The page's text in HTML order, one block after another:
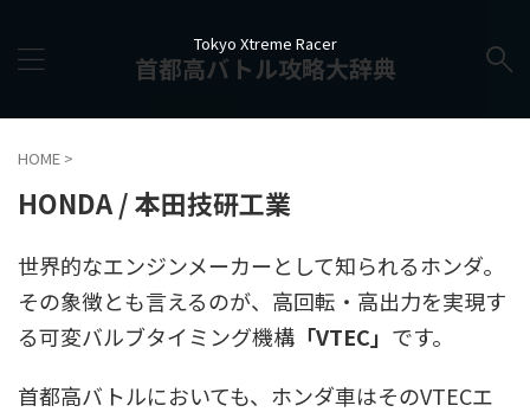
Tokyo Xtreme Racer
首都高バトル攻略大辞典
HOME >
HONDA / 本田技研工業
世界的なエンジンメーカーとして知られるホンダ。
その象徴とも言えるのが、高回転・高出力を実現す
る可変バルブタイミング機構 「VTEC」 です。
首都高バトルにおいても、ホンダ車はそのVTECエ